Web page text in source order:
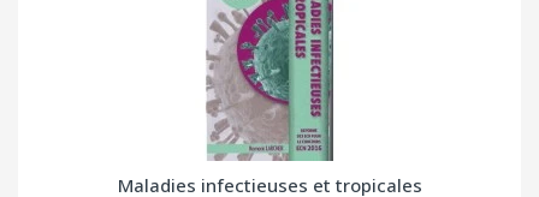
Maladies infectieuses et tropicales